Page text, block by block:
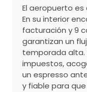
El aeropuerto
En su interior
facturación y 9
garantizan un
temporada alta.
impuestos,
un espresso
y fiable para